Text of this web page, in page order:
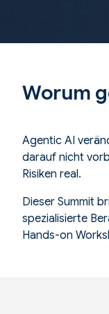
Worum
Agentic AI
darauf nicht
Risiken real.
Dieser Summit
spezialisierte
Hands-on